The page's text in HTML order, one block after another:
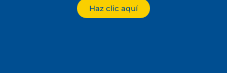
Haz clic aquí